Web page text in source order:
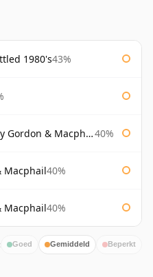
1980's43%
& Macphail 40%
Macphail40%
Macphail40%
Goed Gemiddeld Beperkt